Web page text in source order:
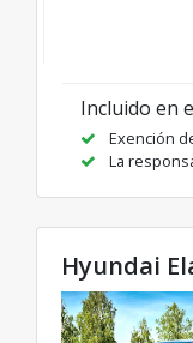
Incluido en
Exención
La
Hyundai